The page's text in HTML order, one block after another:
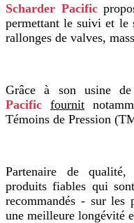
Scharder Pacific
permettant le suivi et le
rallonges de valves,
Grâce à son usine de
Pacific fournit
Témoins de Pression
Partenaire de qualité,
produits fiables qui
recommandés - sur les
une meilleure longévité